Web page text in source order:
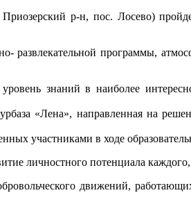
Приозерский р-н, пос. Лосево)
программы,
знаний в наиболее
«Лена», направленная на
участниками в ходе
личностного потенциала
движений,